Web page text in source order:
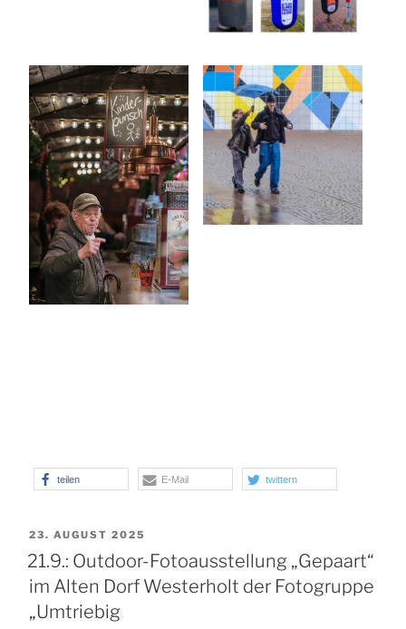
teilen E-Mail twittern
VERÖFFENTLICHT
AM
23. AUGUST 2025
21.9.: Outdoor-Fotoausstellung „Gepaart“
im Alten Dorf Westerholt der Fotogruppe
„Umtriebig